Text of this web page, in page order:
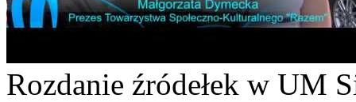
Rozdanie źródełek w UM